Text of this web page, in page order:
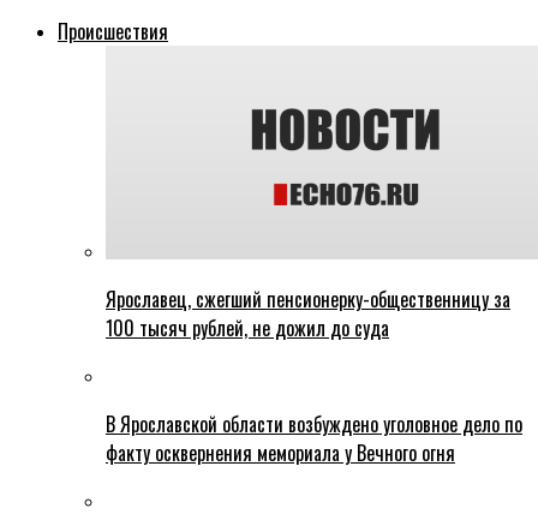
Происшествия
Ярославец, сжегший пенсионерку-общественницу за
100 тысяч рублей, не дожил до суда
В Ярославской области возбуждено уголовное дело по
факту осквернения мемориала у Вечного огня